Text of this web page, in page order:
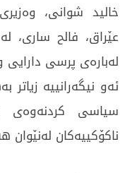
خالید شوانی،
عێراق، فالح ساری،
لەبارەی پرسی دارایی
ئەو نیگەرانییە
سیاسی کردنەوەی
ناکۆکییەکان